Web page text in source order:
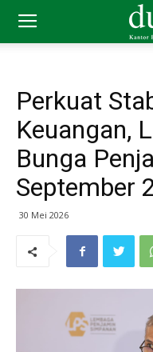
Perkuat
Keuangan,
Bunga
September
30 Mei 2026